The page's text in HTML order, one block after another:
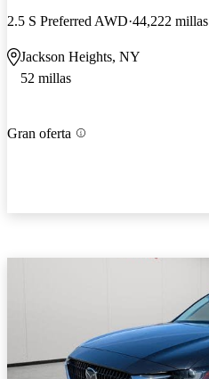
2.5 S Preferred AWD 44,222 millas
Jackson Heights, NY
52 millas
Gran oferta